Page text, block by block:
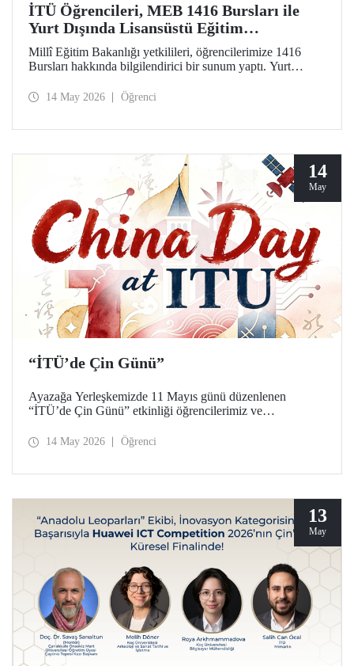
İTÜ Öğrencileri, MEB 1416 Bursları ile
Yurt Dışında Lisansüstü Eğitim
Fırsatlarını Yakından Tanıdı
Millî Eğitim Bakanlığı yetkilileri, öğrencilerimize 1416
Bursları hakkında bilgilendirici bir sunum yaptı. Yurt
kamuda istihdam garantisiyle taçlandıran burslara ilginin
14 May 2026 Öğrenci
14
May
“İTÜ’de Çin Günü”
Ayazağa Yerleşkemizde 11 Mayıs günü düzenlenen
“İTÜ’de Çin Günü” etkinliği öğrencilerimiz ve
14 May 2026 Öğrenci
13
May